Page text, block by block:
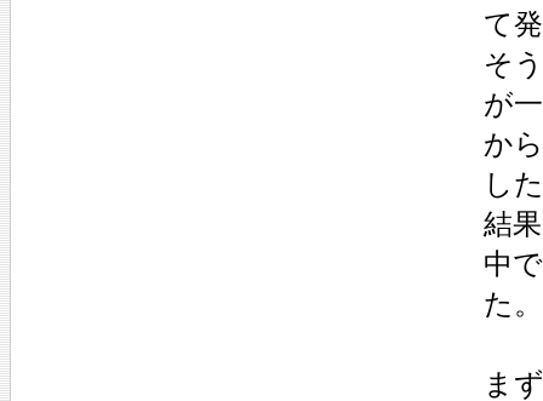
て
そ
が
か
し
結
中
た。
ま